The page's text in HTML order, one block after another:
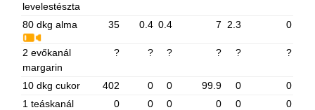
levelestészta
80 dkg alma 35 0.4 0.4 7 2.3 0
2 evőkanál
margarin
? ? ? ? ? ?
10 dkg cukor 402 0 0 99.9 0
0
1 teáskanál
0 0 0 0 0 0